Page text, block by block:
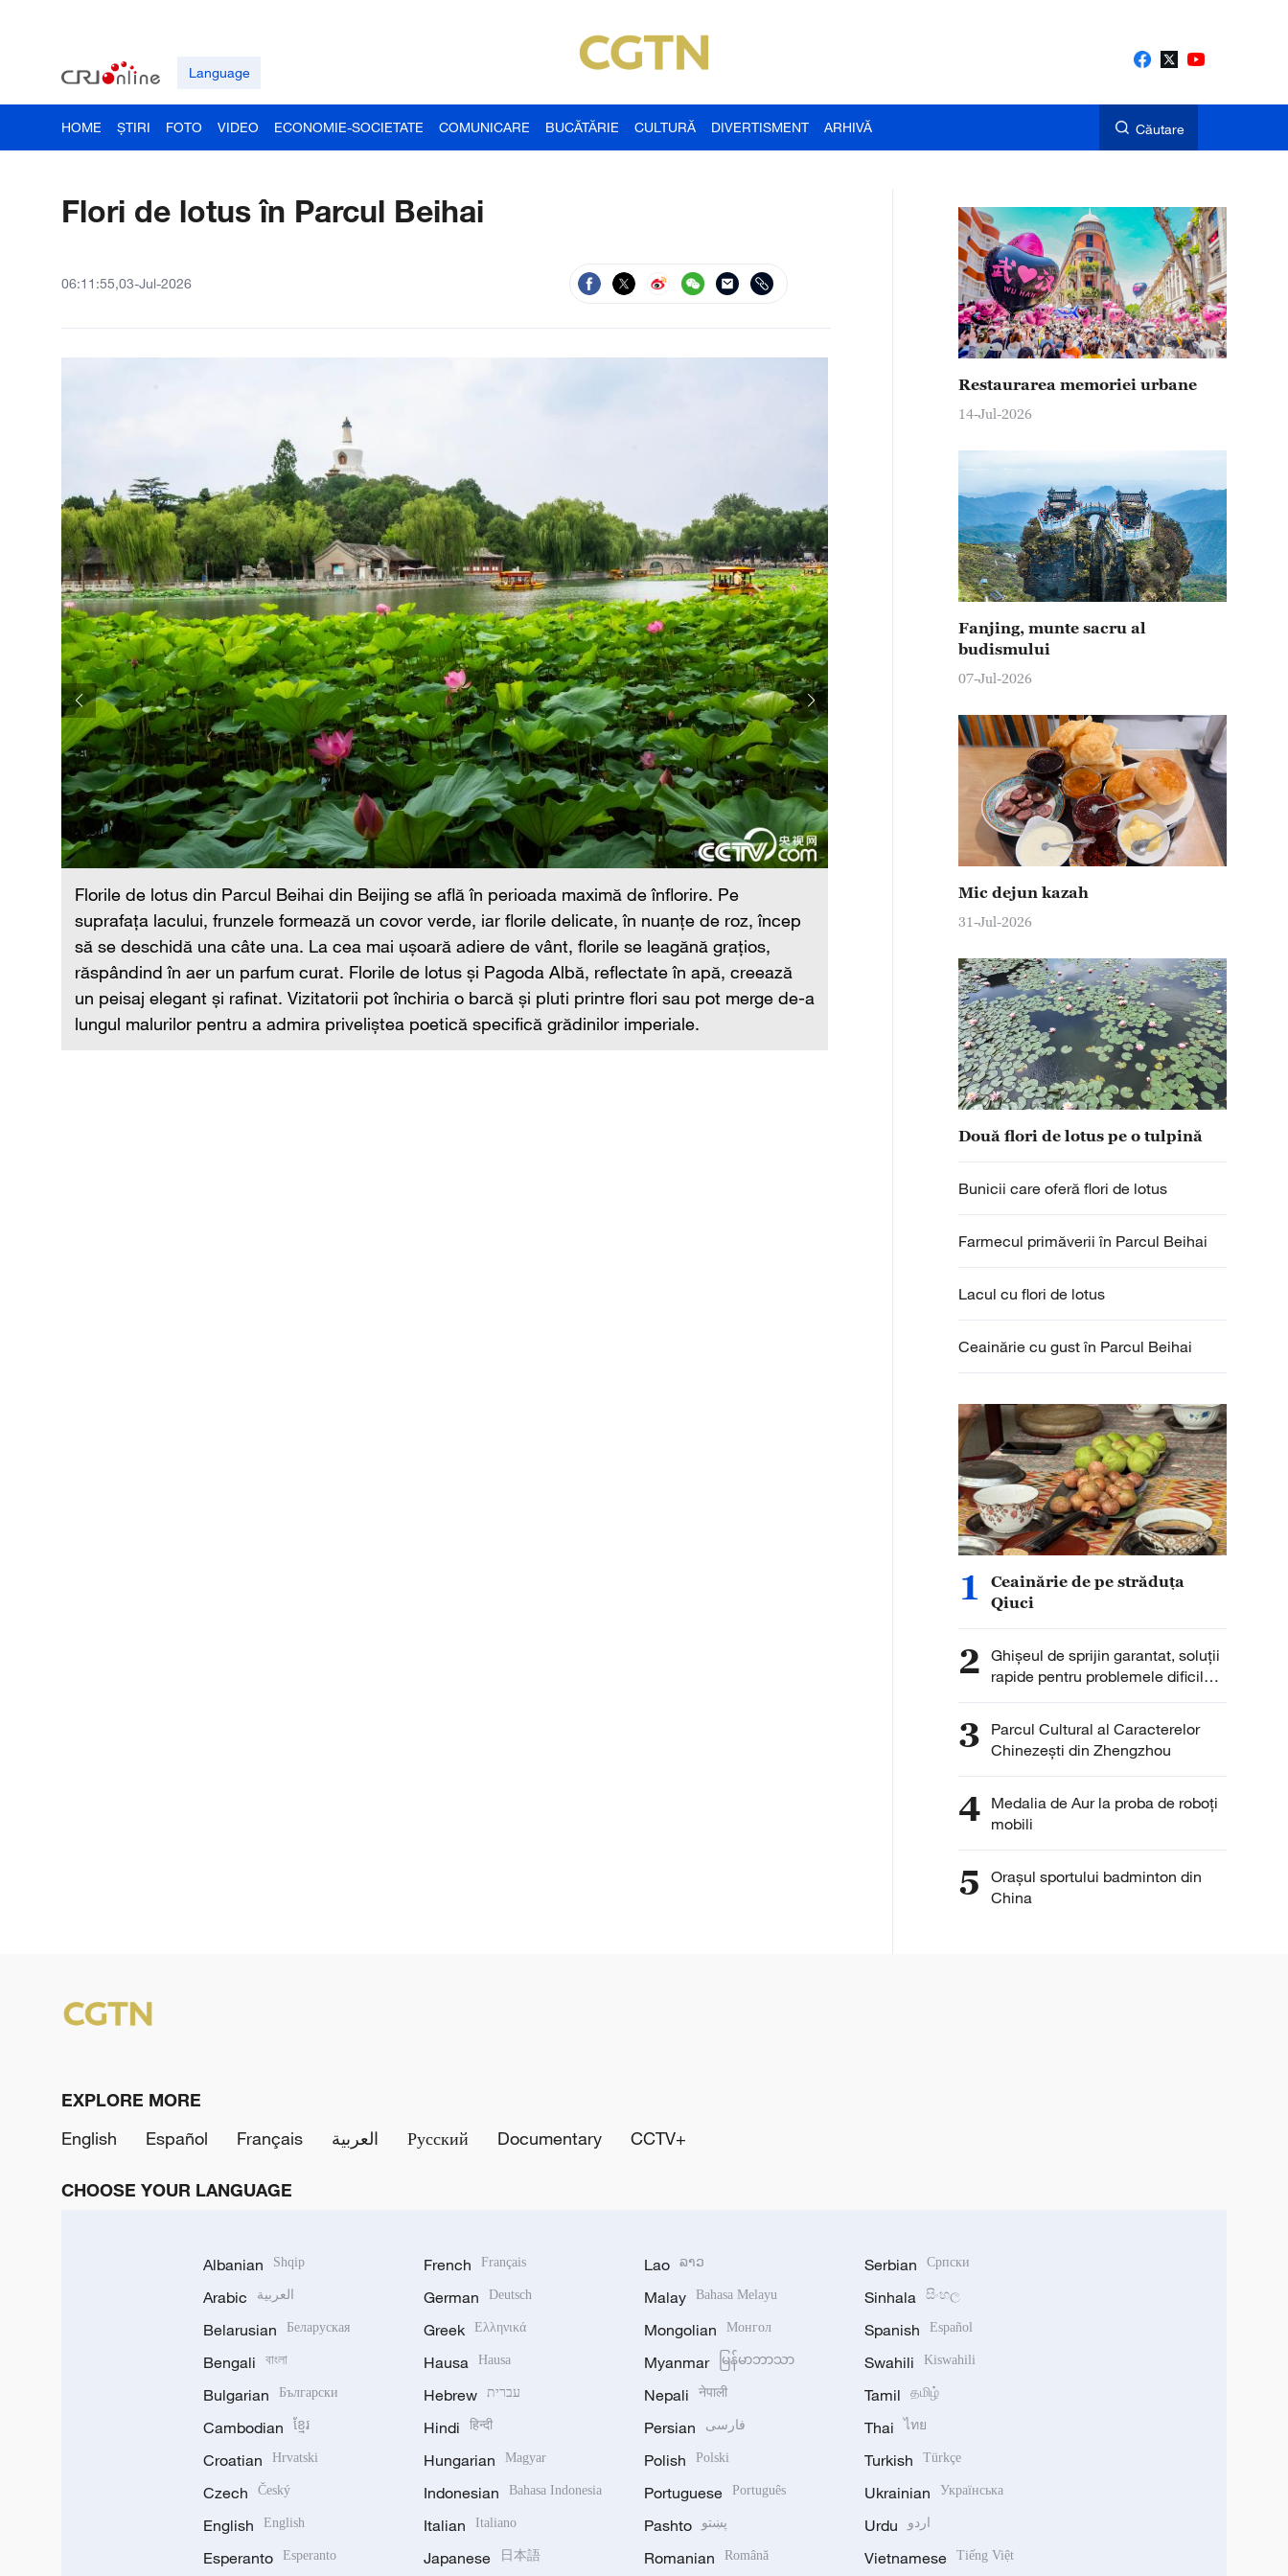
Language
HOME ȘTIRI FOTO VIDEO ECONOMIE-SOCIETATE COMUNICARE BUCĂTĂRIE CULTURĂ DIVERTISMENT ARHIVĂ Căutare
Flori de lotus în Parcul Beihai
06:11:55,03-Jul-2026
Florile de lotus din Parcul Beihai din Beijing se află în perioada maximă de înflorire. Pe
suprafața lacului, frunzele formează un covor verde, iar florile delicate, în nuanțe de roz, încep
să se deschidă una câte una. La cea mai ușoară adiere de vânt, florile se leagănă grațios,
răspândind în aer un parfum curat. Florile de lotus și Pagoda Albă, reflectate în apă, creează
un peisaj elegant şi rafinat. Vizitatorii pot închiria o barcă și pluti printre flori sau pot merge de-a
lungul malurilor pentru a admira priveliștea poetică specifică grădinilor imperiale.
Florile de lotus din Parcul Beihai din Beijing se află în
suprafața lacului, frunzele formează un covor verde, iar
să se deschidă una câte una. La cea mai ușoară adiere
un peisaj elegant şi rafinat. Vizitatorii pot închiria o
lungul malurilor pentru a admira priveliștea poetică
Restaurarea memoriei urbane
14-Jul-2026
Fanjing, munte sacru al
budismului
07-Jul-2026
Mic dejun kazah
31-Jul-2026
Două flori de lotus pe o tulpină
Bunicii care oferă flori de lotus
Farmecul primăverii în Parcul Beihai
Lacul cu flori de lotus
Ceainărie cu gust în Parcul Beihai
1
Ceainărie de pe străduța
Qiuci
2 Ghișeul de sprijin garantat, soluții
rapide pentru problemele dificile
ale cetățenilor
3
Parcul Cultural al Caracterelor
Chinezești din Zhengzhou
4 Medalia de Aur la proba de roboți
mobili
5
Orașul sportului badminton din
China
EXPLORE MORE
English
Español Français العربية Русский Documentary CCTV+
CHOOSE YOUR LANGUAGE
Albanian Shqip
Arabic العربية
Belarusian Беларуская
Bengali বাংলা
Bulgarian Български
Cambodian ខ្មែរ
Croatian Hrvatski
Czech Český
English English
Esperanto Esperanto
French Français
German Deutsch
Greek Ελληνικά
Hausa Hausa
Hebrew עברית
Hindi हिन्दी
Hungarian Magyar
Indonesian Bahasa Indonesia
Italian Italiano
Japanese 日本語
Lao ລາວ
Malay Bahasa Melayu
Mongolian Монгол
Myanmar မြန်မာဘာသာ
Nepali नेपाली
Persian فارسی
Polish Polski
Portuguese Português
Pashto پښتو
Romanian Română
Serbian Српски
Sinhala සිංහල
Spanish Español
Swahili Kiswahili
Tamil தமிழ்
Thai ไทย
Turkish Türkçe
Ukrainian Українська
Urdu اردو
Vietnamese Tiếng Việt